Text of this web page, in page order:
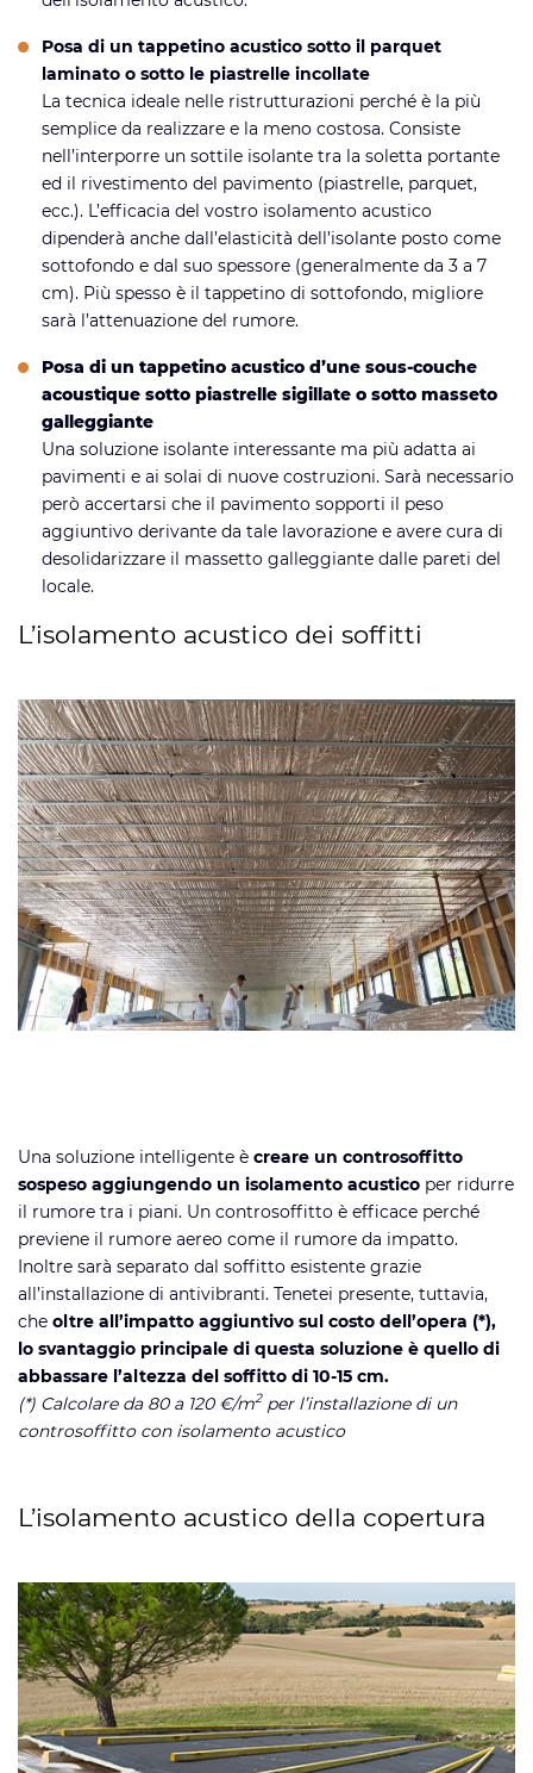
Posa di un tappetino acustico sotto il parquet
laminato o sotto le piastrelle incollate
La tecnica ideale nelle ristrutturazioni perché è la più
semplice da realizzare e la meno costosa. Consiste
nell’interporre un sottile isolante tra la soletta portante
ed il rivestimento del pavimento (piastrelle, parquet,
ecc.). L’efficacia del vostro isolamento acustico
dipenderà anche dall’elasticità dell’isolante posto come
sottofondo e dal suo spessore (generalmente da 3 a 7
cm). Più spesso è il tappetino di sottofondo, migliore
sarà l’attenuazione del rumore.
Posa di un tappetino acustico d’une sous-couche
acoustique sotto piastrelle sigillate o sotto masseto
galleggiante
Una soluzione isolante interessante ma più adatta ai
pavimenti e ai solai di nuove costruzioni. Sarà necessario
però accertarsi che il pavimento sopporti il ​​peso
aggiuntivo derivante da tale lavorazione e avere cura di
desolidarizzare il massetto galleggiante dalle pareti del
locale.
L’isolamento acustico dei soffitti
Una soluzione intelligente è creare un controsoffitto
sospeso aggiungendo un isolamento acustico per ridurre
il rumore tra i piani. Un controsoffitto è efficace perché
previene il rumore aereo come il rumore da impatto.
Inoltre sarà separato dal soffitto esistente grazie
all’installazione di antivibranti. Tenetei presente, tuttavia,
che oltre all’impatto aggiuntivo sul costo dell’opera (*),
lo svantaggio principale di questa soluzione è quello di
abbassare l’altezza del soffitto di 10-15 cm.
(*) Calcolare da 80 a 120 €/m2per l’installazione di un
controsoffitto con isolamento acustico
L’isolamento acustico della copertura